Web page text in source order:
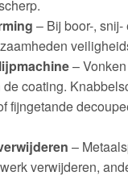
– Bij boor-, snij-
–
coating.
fijngetande
–
verwijderen,